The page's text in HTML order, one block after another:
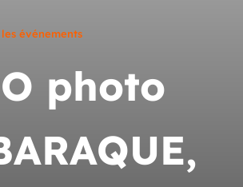
événements
photo